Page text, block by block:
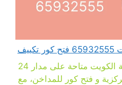
خدمات شركة قص خرسانة الكويت متاحة على مدار 24
و فتح كور للمداخن، مع